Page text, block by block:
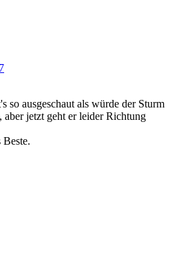
so ausgeschaut als würde der Sturm
jetzt geht er leider Richtung